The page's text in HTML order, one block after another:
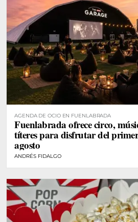
AGENDA DE OCIO EN FUENLABRADA
Fuenlabrada ofrece circo,
títeres para disfrutar del
agosto
ANDRÉS FIDALGO